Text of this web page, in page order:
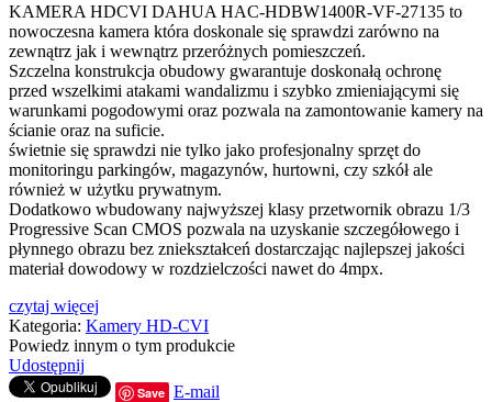
KAMERA HDCVI DAHUA HAC-HDBW1400R-VF-27135 to
nowoczesna kamera która doskonale się sprawdzi zarówno na
zewnątrz jak i wewnątrz przeróżnych pomieszczeń.
Szczelna konstrukcja obudowy gwarantuje doskonałą ochronę
przed wszelkimi atakami wandalizmu i szybko zmieniającymi się
warunkami pogodowymi oraz pozwala na zamontowanie kamery na
ścianie oraz na suficie.
świetnie się sprawdzi nie tylko jako profesjonalny sprzęt do
monitoringu parkingów, magazynów, hurtowni, czy szkół ale
również w użytku prywatnym.
Dodatkowo wbudowany najwyższej klasy przetwornik obrazu 1/3
Progressive Scan CMOS pozwala na uzyskanie szczegółowego i
płynnego obrazu bez zniekształceń dostarczając najlepszej jakości
materiał dowodowy w rozdzielczości nawet do 4mpx.
czytaj więcej
Kategoria: Kamery HD-CVI
Powiedz innym o tym produkcie
Udostępnij
Save E-mail